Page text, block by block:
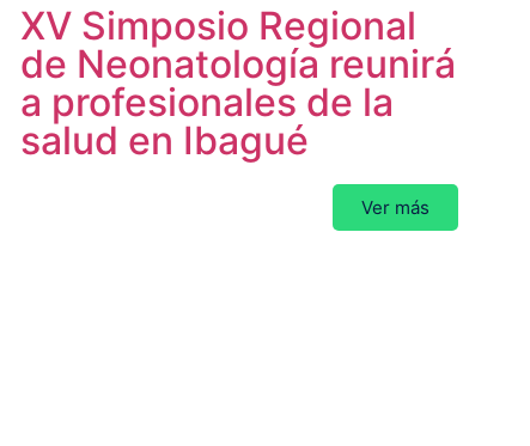
XV Simposio Regional
de Neonatología reunirá
a profesionales de la
salud en Ibagué
Ver más